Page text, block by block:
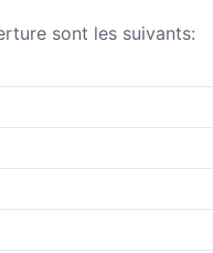
sont les suivants: